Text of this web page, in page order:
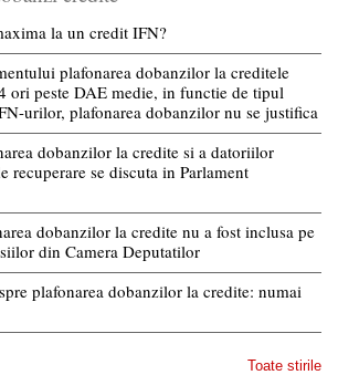
la un credit IFN?
plafonarea dobanzilor la creditele
ori peste DAE medie, in functie de tipul
urilor, plafonarea dobanzilor nu se justifica
dobanzilor la credite si a datoriilor
recuperare se discuta in Parlament
dobanzilor la credite nu a fost inclusa pe
din Camera Deputatilor
plafonarea dobanzilor la credite: numai
Toate stirile